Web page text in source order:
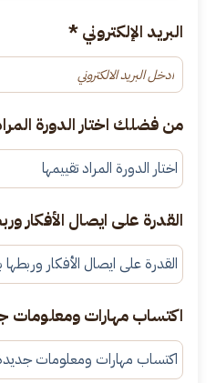
البريد الإلكتروني*
من فضلك اختار الدورة
اختار الدورة المراد تقييمها
القدرة على ايصال الأفكار
القدرة على ايصال الأفكار وربطها
اكتساب مهارات ومعلومات
اكتساب مهارات ومعلومات